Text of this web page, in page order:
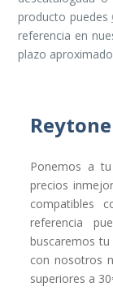
producto puedes
referencia en
plazo
Ponemos a
precios
compatibles
referencia
buscaremos
con nosotros
superiores a